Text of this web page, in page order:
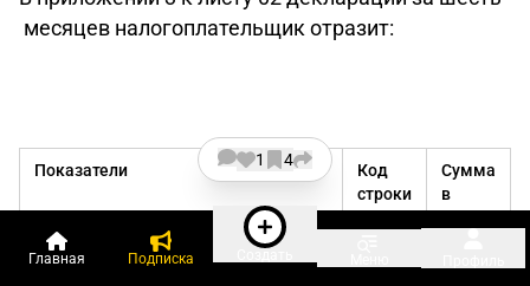
месяцев налогоплательщик отразит:
Показатели
Код
строки
Сумма
в
Количество объектов реализации
1 4
Главная Подписка